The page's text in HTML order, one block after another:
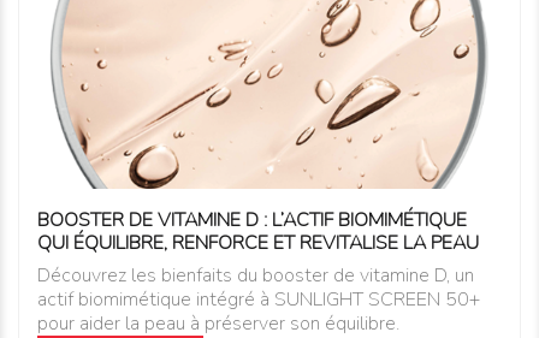
BOOSTER DE VITAMINE D : L’ACTIF BIOMIMÉTIQUE
QUI ÉQUILIBRE, RENFORCE ET REVITALISE LA PEAU
Découvrez les bienfaits du booster de vitamine D, un
actif biomimétique intégré à SUNLIGHT SCREEN 50+
pour aider la peau à préserver son équilibre.